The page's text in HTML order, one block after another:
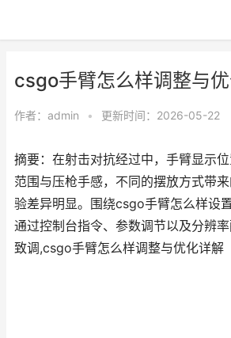
csgo手臂怎么样调整与
作者： admin • 更新时间：2026-05-22
摘要：在射击对抗经过中，手臂显示
范围与压枪手感，不同的摆放方式带
验差异明显。围绕csgo手臂怎么样设
通过控制台指令、参数调节以及分辨
致调,csgo手臂怎么样调整与优化详解